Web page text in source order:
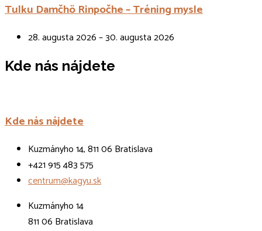
Tulku Damčhö Rinpočhe – Tréning mysle
28. augusta 2026 – 30. augusta 2026
Kde nás nájdete
Kde nás nájdete
Kuzmányho 14, 811 06 Bratislava
+421 915 483 575
centrum@kagyu.sk
Kuzmányho 14
811 06 Bratislava